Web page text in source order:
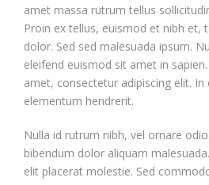
amet massa rutrum tellus
Proin ex tellus, euismod et nibh et,
dolor. Sed sed malesuada ipsum.
eleifend euismod sit amet in
amet, consectetur adipiscing elit.
elementum hendrerit.
Nulla id rutrum nibh, vel ornare
bibendum dolor aliquam
elit placerat molestie. Sed